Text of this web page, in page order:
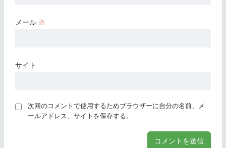
メール ※
サイト
次回のコメントで使用するためブラウザーに自分の名前、メ
ールアドレス、サイトを保存する。